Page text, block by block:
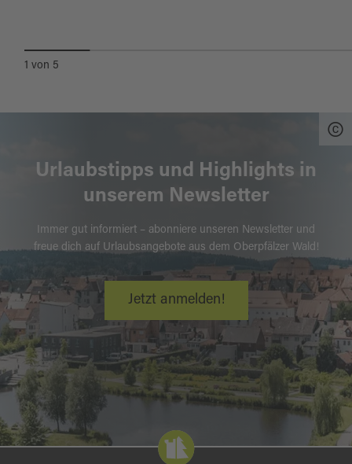
1 von 5
Urlaubstipps und Highlights in
unserem Newsletter
Immer gut informiert – abonniere unseren Newsletter und
freue dich auf Urlaubsangebote aus dem Oberpfälzer Wald!
Jetzt anmelden!